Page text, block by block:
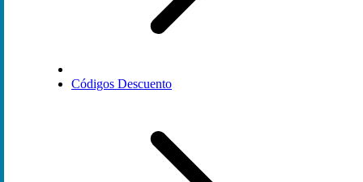
Códigos Descuento